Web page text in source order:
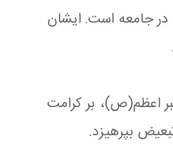
جامعه است. ایشان
اعظم(ص)، بر کرامت
بپرهیزد.